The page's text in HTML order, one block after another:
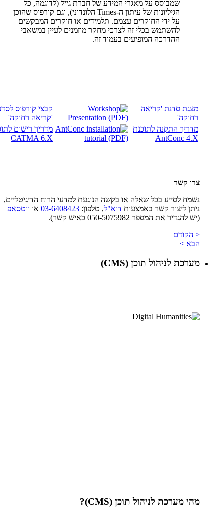
שמבוסס על מאגרי המידע של חברת גייל (לדוגמה, כל
הגיליונות של עיתון ה-Times הלונדוני), וגם קורפוס שהוכן
על ידי החוקרים עצמם. תלמידים או חוקרים המבקשים
להשתמש בכלי זה לצרכי מחקר מוזמנים לעיין במשאבי
ההדרכה המופיעים בעמוד זה.
מצגת סדנת 'קריאה
רחוקה'
קבצי קורפוס
'קריאה רחוקה'
מדריך התקנה לתוכנת
AntConc 4.X
מדריך רישום
CATMA 6.X
צרו קשר
נשמח לסייע בכל שאלה או בקשה הנוגעת למדעי הרוח הדיגיטליים,
ניתן ליצור קשר באמצעות דוא"ל, טלפון: 03-6408423 או ווטסאפ
(יש להגדיר את המספר 050-5075982 כאיש קשר).
< הקודם
הבא >
מערכת לניהול תוכן (CMS)
מהי מערכת לניהול תוכן (CMS)?